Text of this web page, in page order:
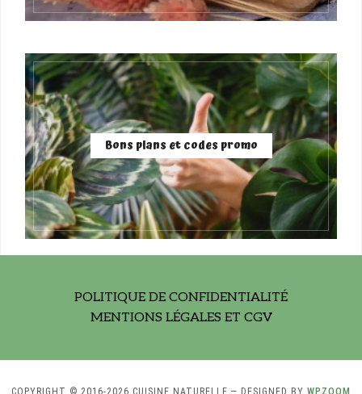
Bons plans et codes promo
POLITIQUE DE CONFIDENTIALITÉ
MENTIONS LÉGALES ET CGV
COPYRIGHT © 2016-2026 CUISINE NATURELLE — DESIGNED BY WPZOOM